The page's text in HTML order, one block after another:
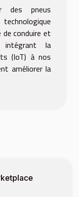
des pneus
conduire et
intégrant la
(IoT) à nos
améliorer la